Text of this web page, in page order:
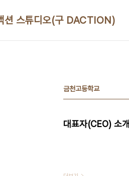
션 스튜디오(구 DACTION)
금천고등학교
대표자(CEO) 소개